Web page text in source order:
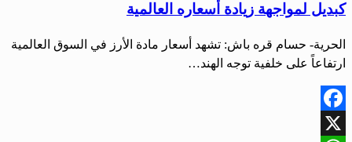
كبديل لمواجهة زيادة أسعاره العالمية
الحرية- حسام قره باش: تشهد أسعار مادة الأرز في السوق العالمية
ارتفاعاً على خلفية توجه الهند…
Facebook